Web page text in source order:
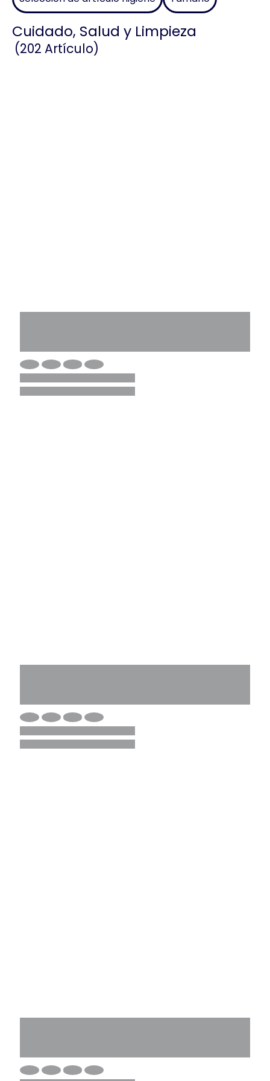
Cuidado, Salud y Limpieza
(202 Artículo)